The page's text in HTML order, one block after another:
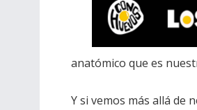
anatómico que es
Y si vemos más allá de